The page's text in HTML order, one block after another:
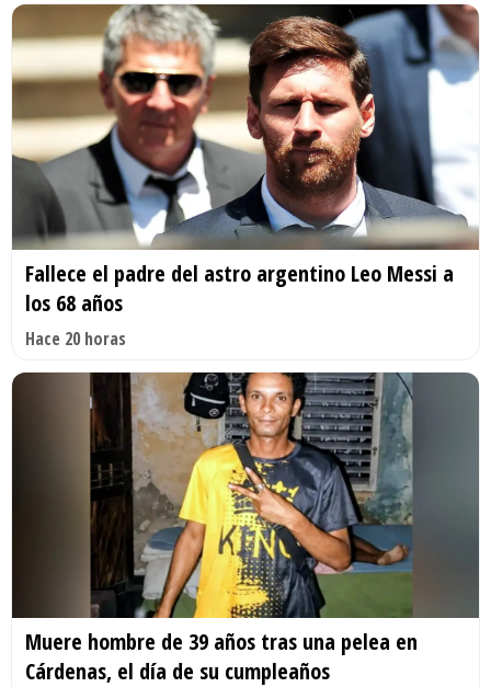
Fallece el padre del astro argentino Leo Messi a
los 68 años
Hace 20 horas
Muere hombre de 39 años tras una pelea en
Cárdenas, el día de su cumpleaños